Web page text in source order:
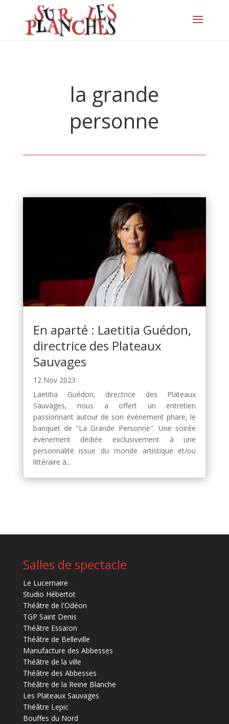
la grande
personne
En aparté : Laetitia Guédon,
directrice des Plateaux
Sauvages
12 Nov 2023
Laetitia Guédon, directrice des Plateaux
Sauvages, nous a offert un entretien
passionnant autour de son événement phare, le
banquet de "La Grande Personne". Une soirée
évènement dédiée exclusivement à une
personnalité issue du monde artistique et/ou
littéraire à...
Salles de spectacle
Le Lucernaire
Studio Hébertot
Théâtre de l'Odéon
TGP Saint Denis
Théâtre Essaïon
Théâtre de Belleville
Manufacture des Abbesses
Théâtre de la ville
Théâtre des Abbesses
Théâtre de la Reine Blanche
Les Plateaux Sauvages
Théâtre Lepic
Bouffes du Nord